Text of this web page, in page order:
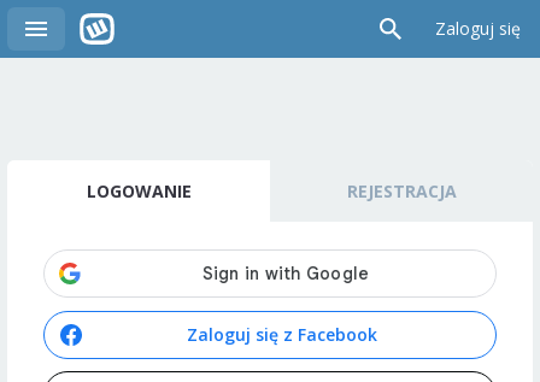
Zaloguj się
LOGOWANIE REJESTRACJA
Zaloguj się z Facebook